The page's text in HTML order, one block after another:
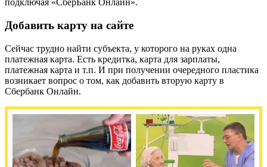
подключая «СберБанк Онлайн».
Добавить карту на сайте
Сейчас трудно найти субъекта, у которого на руках одна
платежная карта. Есть кредитка, карта для зарплаты,
платежная карта и т.п. И при получении очередного пластика
возникает вопрос о том, как добавить вторую карту в
Сбербанк Онлайн.